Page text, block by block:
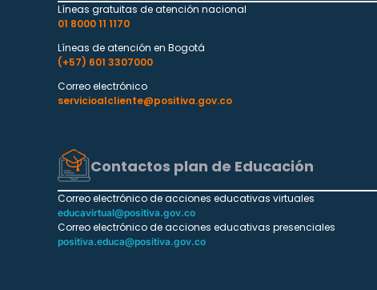
Líneas gratuitas de atención nacional
01 8000 11 1170
Líneas de atención en Bogotá
(+57) 601 3307000
Correo electrónico
servicioalcliente@positiva.gov.co
Contactos plan de Educación
Correo electrónico de acciones educativas virtuales
educavirtual@positiva.gov.co
Correo electrónico de acciones educativas presenciales
positiva.educa@positiva.gov.co